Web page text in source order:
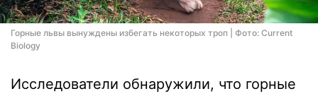
Горные львы вынуждены избегать некоторых троп | Фото: Current
Biology
Исследователи обнаружили, что горные